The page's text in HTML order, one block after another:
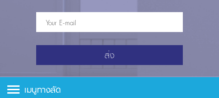
ส่ง
เมนูทางลัด